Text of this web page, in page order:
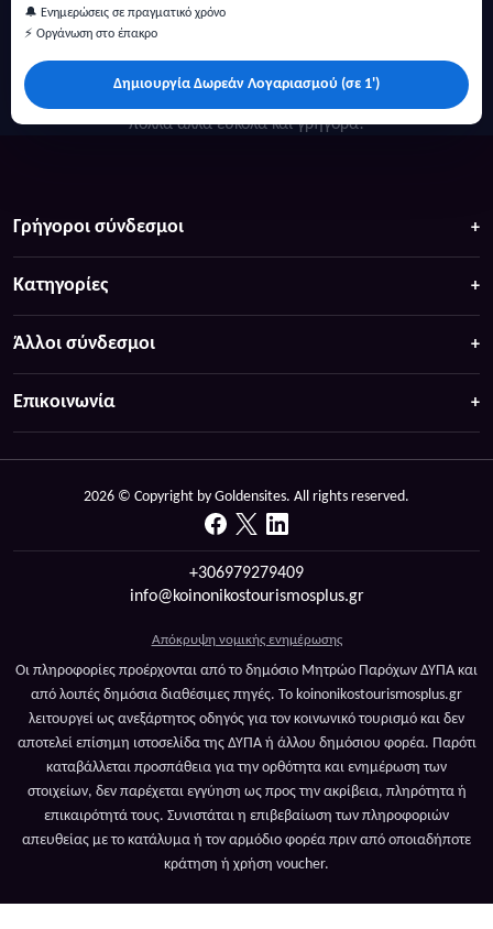
🔔 Ενημερώσεις σε πραγματικό χρόνο
⚡ Οργάνωση στο έπακρο
Δημιουργία Δωρεάν Λογαριασμού (σε 1')
πολλά άλλα ευκολα και γρήγορα!
Γρήγοροι σύνδεσμοι
Κατηγορίες
Άλλοι σύνδεσμοι
Επικοινωνία
2026 © Copyright by Goldensites. All rights reserved.
+306979279409
info@koinonikostourismosplus.gr
Απόκρυψη νομικής ενημέρωσης
Οι πληροφορίες προέρχονται από το δημόσιο Μητρώο Παρόχων ΔΥΠΑ και
από λοιπές δημόσια διαθέσιμες πηγές. Το koinonikostourismosplus.gr
λειτουργεί ως ανεξάρτητος οδηγός για τον κοινωνικό τουρισμό και δεν
αποτελεί επίσημη ιστοσελίδα της ΔΥΠΑ ή άλλου δημόσιου φορέα. Παρότι
καταβάλλεται προσπάθεια για την ορθότητα και ενημέρωση των
στοιχείων, δεν παρέχεται εγγύηση ως προς την ακρίβεια, πληρότητα ή
επικαιρότητά τους. Συνιστάται η επιβεβαίωση των πληροφοριών
απευθείας με το κατάλυμα ή τον αρμόδιο φορέα πριν από οποιαδήποτε
κράτηση ή χρήση voucher.